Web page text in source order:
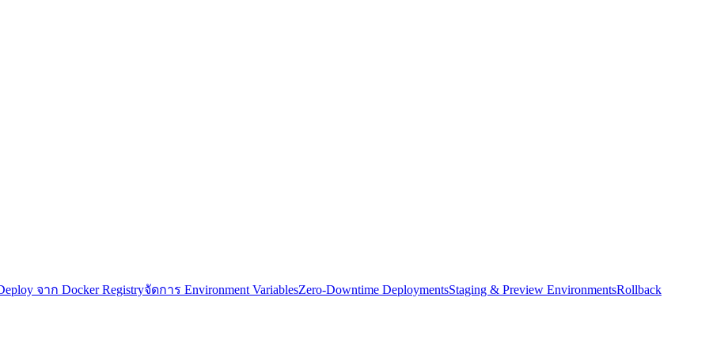
จาก Docker Registryจัดการ Environment VariablesZero-Downtime DeploymentsStaging & Preview EnvironmentsRollback